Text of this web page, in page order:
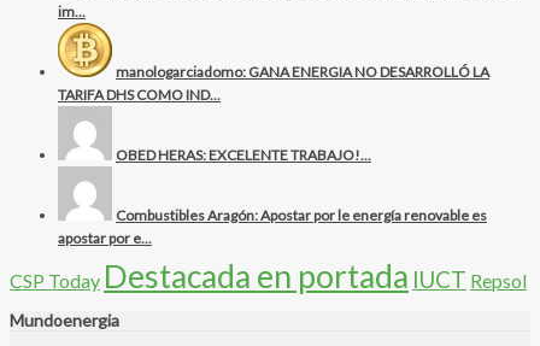
im...
manologarciadomo: GANA ENERGIA NO DESARROLLÓ LA
TARIFA DHS COMO IND...
OBED HERAS: EXCELENTE TRABAJO!...
Combustibles Aragón: Apostar por le energía renovable es
apostar por e...
CSP Today Destacada en portada IUCT Repsol
Mundoenergia